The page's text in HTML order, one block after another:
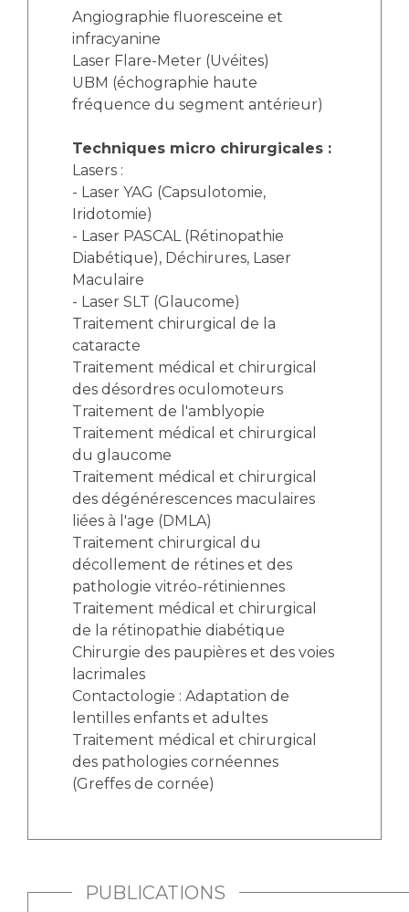
Angiographie fluoresceine et
infracyanine
Laser Flare-Meter (Uvéites)
UBM (échographie haute
fréquence du segment antérieur)
Techniques micro chirurgicales :
Lasers :
- Laser YAG (Capsulotomie,
Iridotomie)
- Laser PASCAL (Rétinopathie
Diabétique), Déchirures, Laser
Maculaire
- Laser SLT (Glaucome)
Traitement chirurgical de la
cataracte
Traitement médical et chirurgical
des désordres oculomoteurs
Traitement de l'amblyopie
Traitement médical et chirurgical
du glaucome
Traitement médical et chirurgical
des dégénérescences maculaires
liées à l'age (DMLA)
Traitement chirurgical du
décollement de rétines et des
pathologie vitréo-rétiniennes
Traitement médical et chirurgical
de la rétinopathie diabétique
Chirurgie des paupières et des voies
lacrimales
Contactologie : Adaptation de
lentilles enfants et adultes
Traitement médical et chirurgical
des pathologies cornéennes
(Greffes de cornée)
PUBLICATIONS